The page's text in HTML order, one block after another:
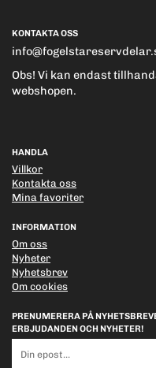
KONTAKTA OSS
Obs! Vi kan endast
webshopen.
HANDLA
Villkor
Kontakta oss
Mina favoriter
INFORMATION
Om oss
Nyheter
Nyhetsbrev
Om cookies
PRENUMERERA PÅ
ERBJUDANDEN OCH NYHETER!
postadress